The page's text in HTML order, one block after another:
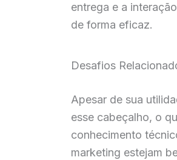
entrega e a
de forma eficaz.
Desafios
Apesar de sua
esse cabeçalho, o
conhecimento
marketing estejam